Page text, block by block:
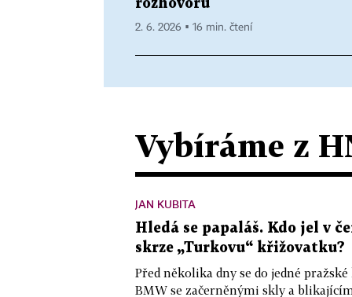
rozhovoru
2. 6. 2026 ▪ 16 min. čtení
Vybíráme z
JAN KUBITA
Hledá se papaláš. Kdo jel v
skrze „Turkovu“ křižovatku?
Před několika dny se do jedné
BMW se začerněnými skly a